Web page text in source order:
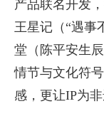
产品联名开发
王星记（“遇事
堂（陈平安生
情节与文化符
感，更让IP为